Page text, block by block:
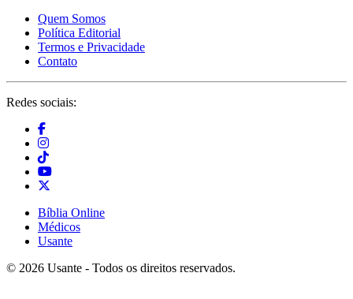
Quem Somos
Política Editorial
Termos e Privacidade
Contato
Redes sociais:
Bíblia Online
Médicos
Usante
© 2026 Usante - Todos os direitos reservados.